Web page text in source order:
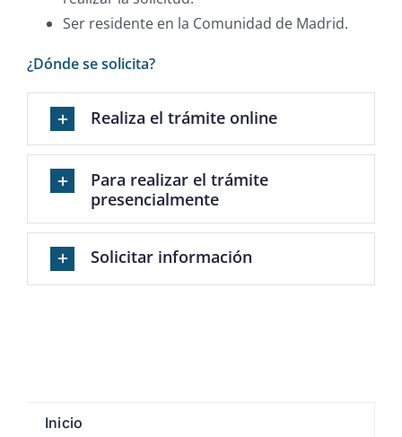
Ser residente en la Comunidad de Madrid.
¿Dónde se solicita?
Realiza el trámite online
Para realizar el trámite
presencialmente
Solicitar información
Inicio